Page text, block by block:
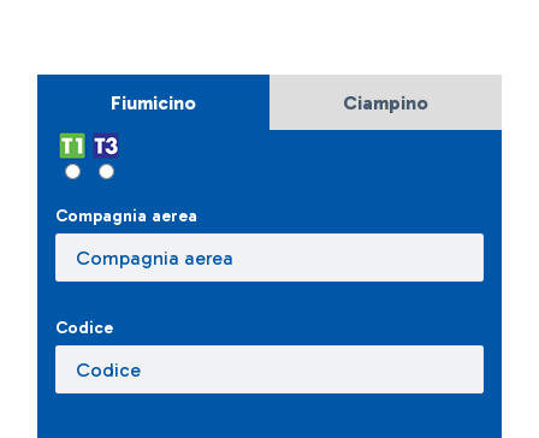
Fiumicino Ciampino
Compagnia aerea
Codice